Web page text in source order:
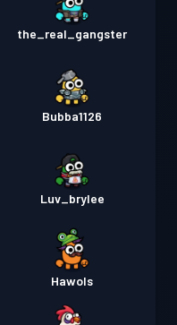
the_real_gangster
Bubba1126
Luv_brylee
Hawols